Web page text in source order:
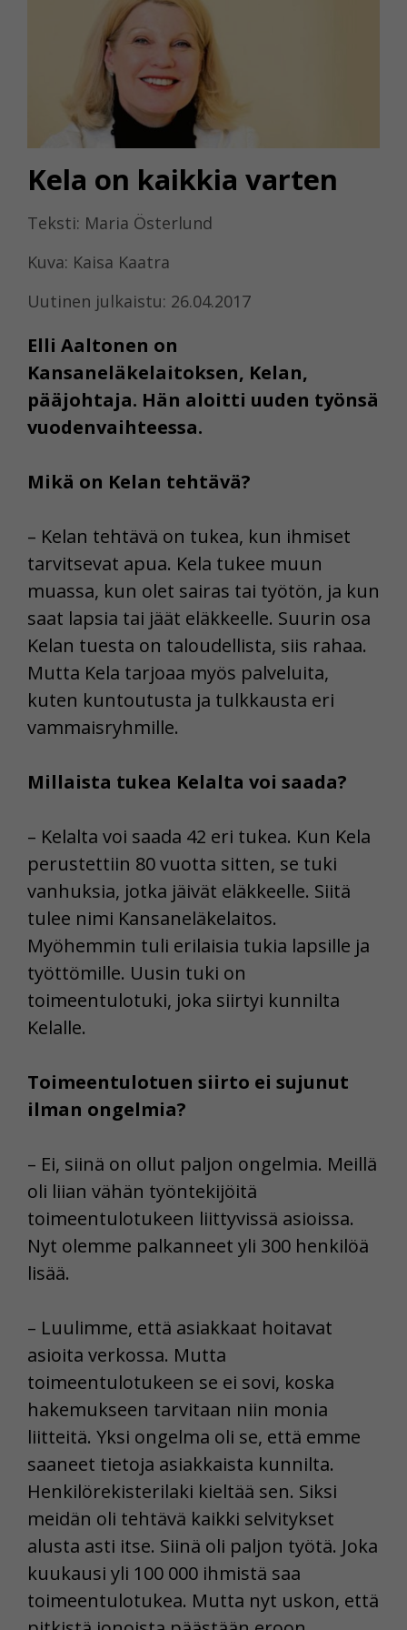
Kela on kaikkia varten
Teksti: Maria Österlund
Kuva: Kaisa Kaatra
Uutinen julkaistu: 26.04.2017
Elli Aaltonen on
Kansaneläkelaitoksen, Kelan,
pääjohtaja. Hän aloitti uuden työnsä
vuodenvaihteessa.
Mikä on Kelan tehtävä?
– Kelan tehtävä on tukea, kun ihmiset
tarvitsevat apua. Kela tukee muun
muassa, kun olet sairas tai työtön, ja kun
saat lapsia tai jäät eläkkeelle. Suurin osa
Kelan tuesta on taloudellista, siis rahaa.
Mutta Kela tarjoaa myös palveluita,
kuten kuntoutusta ja tulkkausta eri
vammaisryhmille.
Millaista tukea Kelalta voi saada?
– Kelalta voi saada 42 eri tukea. Kun Kela
perustettiin 80 vuotta sitten, se tuki
vanhuksia, jotka jäivät eläkkeelle. Siitä
tulee nimi Kansaneläkelaitos.
Myöhemmin tuli erilaisia tukia lapsille ja
työttömille. Uusin tuki on
toimeentulotuki, joka siirtyi kunnilta
Kelalle.
Toimeentulotuen siirto ei sujunut
ilman ongelmia?
– Ei, siinä on ollut paljon ongelmia. Meillä
oli liian vähän työntekijöitä
toimeentulotukeen liittyvissä asioissa.
Nyt olemme palkanneet yli 300 henkilöä
lisää.
– Luulimme, että asiakkaat hoitavat
asioita verkossa. Mutta
toimeentulotukeen se ei sovi, koska
hakemukseen tarvitaan niin monia
liitteitä. Yksi ongelma oli se, että emme
saaneet tietoja asiakkaista kunnilta.
Henkilörekisterilaki kieltää sen. Siksi
meidän oli tehtävä kaikki selvitykset
alusta asti itse. Siinä oli paljon työtä. Joka
kuukausi yli 100 000 ihmistä saa
toimeentulotukea. Mutta nyt uskon, että